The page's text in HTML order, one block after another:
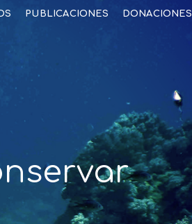
PUBLICACIONES DONACIONES